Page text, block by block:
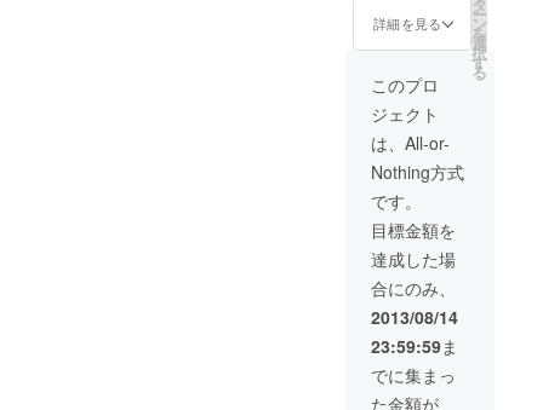
ゲーム
「Memory's
- 企画 / ディ
レクション /
シナリオ
（共著） / サ
ウンド（一
部）
ゲーム「リ
ゼットの処
方箋」
- 企画 / ディ
レクション /
シナリオ / サ
ンムービー ・限
ゼットの処方
箋"前日譚"漫画
データ ・好きな
キャラクター１
人の描き下ろし
水彩画
詳細を見る ー
ン
を
選
択
す
る
このプロ
ジェクト
は、All-or-
Nothing方式
です。
目標金額を
達成した場
合にのみ、
2013/08/14
23:59:59ま
でに集まっ
た金額が